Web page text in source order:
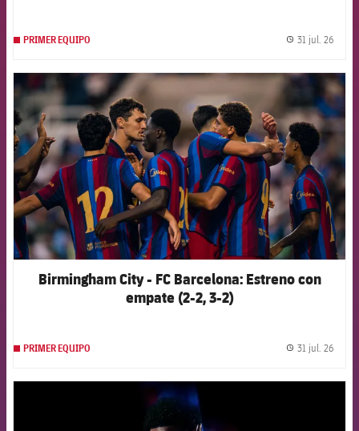
PRIMER EQUIPO 31 jul. 26
FCB Barcelona badge
Birmingham City - FC Barcelona: Estreno con
empate (2-2, 3-2)
PRIMER EQUIPO 31 jul. 26
FCB Barcelona badge